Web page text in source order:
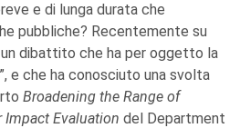
e di lunga durata che
pubbliche? Recentemente su
dibattito che ha per oggetto la
e che ha conosciuto una svolta
Broadening the Range of
Evaluation del Department